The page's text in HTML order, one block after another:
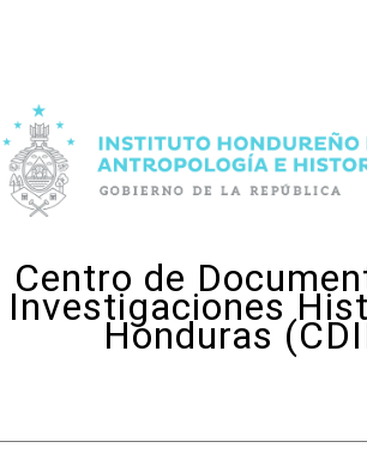
Centro de
Investigaciones
Honduras